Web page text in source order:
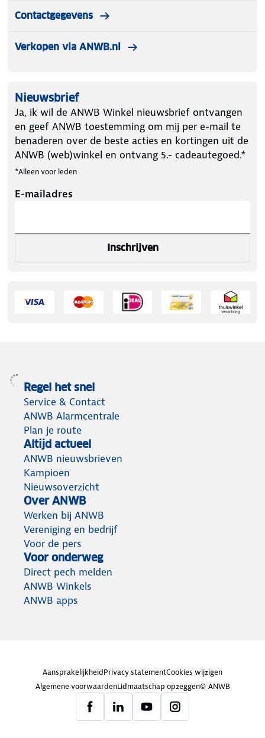
Contactgegevens
Verkopen via ANWB.nl
Nieuwsbrief
Ja, ik wil de ANWB Winkel nieuwsbrief ontvangen
en geef ANWB toestemming om mij per e-mail te
benaderen over de beste acties en kortingen uit de
ANWB (web)winkel en ontvang 5.- cadeautegoed.*
*Alleen voor leden
E-mailadres
Inschrijven
Regel het snel
Service & Contact
ANWB Alarmcentrale
Plan je route
Altijd actueel
ANWB nieuwsbrieven
Kampioen
Nieuwsoverzicht
Over ANWB
Werken bij ANWB
Vereniging en bedrijf
Voor de pers
Voor onderweg
Direct pech melden
ANWB Winkels
ANWB apps
AansprakelijkheidPrivacy statementCookies wijzigen
Algemene voorwaardenLidmaatschap opzeggen© ANWB